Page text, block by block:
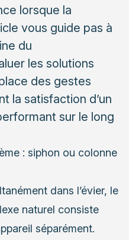
lorsque la
vous guide pas à
du
les solutions
des gestes
la satisfaction d’un
sur le long
: siphon ou colonne
dans l’évier, le
naturel consiste
séparément.